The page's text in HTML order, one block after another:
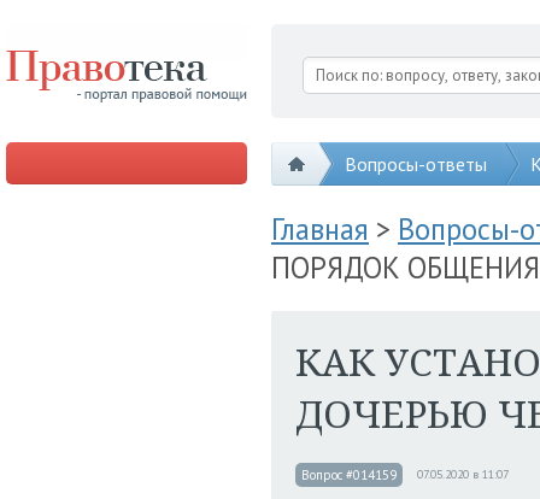
Вопросы-ответы
Главная > Вопросы-
ПОРЯДОК
КАК
ДОЧЕРЬЮ
Вопрос #014159 07.05.2020 в 11:07